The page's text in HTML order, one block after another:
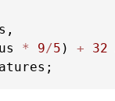
* 9/5 ) + 32